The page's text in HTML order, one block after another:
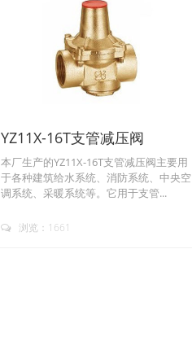
YZ11X-16T支管减压阀
本厂生产的YZ11X-16T支管减压阀主要用
于各种建筑给水系统、消防系统、中央空
调系统、采暖系统等。它用于支管...
浏览：1661